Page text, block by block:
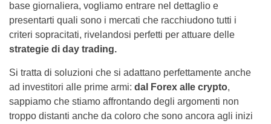
base giornaliera, vogliamo entrare nel dettaglio e
presentarti quali sono i mercati che racchiudono tutti i
criteri sopracitati, rivelandosi perfetti per attuare delle
strategie di day trading.
Si tratta di soluzioni che si adattano perfettamente anche
ad investitori alle prime armi: dal Forex alle crypto,
sappiamo che stiamo affrontando degli argomenti non
troppo distanti anche da coloro che sono ancora agli inizi